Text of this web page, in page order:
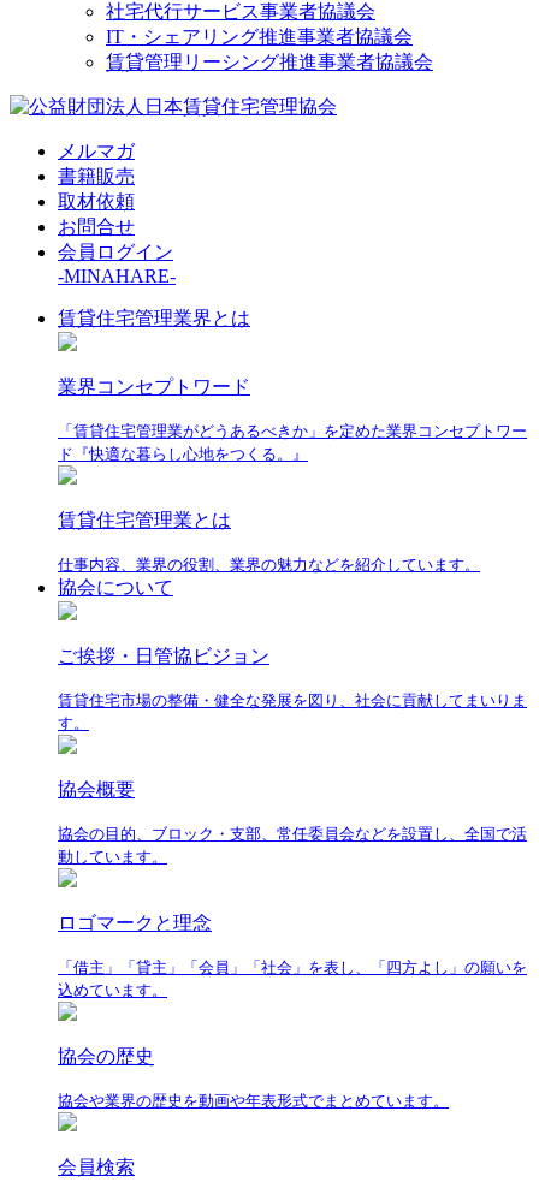
社宅代行サービス事業者協議会
IT・シェアリング推進事業者協議会
賃貸管理リーシング推進事業者協議会
メルマガ
書籍販売
取材依頼
お問合せ
会員ログイン
-MINAHARE-
賃貸住宅管理業界とは
業界コンセプトワード
「賃貸住宅管理業がどうあるべきか」を定めた業界コンセプトワー
ド『快適な暮らし心地をつくる。』
賃貸住宅管理業とは
仕事内容、業界の役割、業界の魅力などを紹介しています。
協会について
ご挨拶・日管協ビジョン
賃貸住宅市場の整備・健全な発展を図り、社会に貢献してまいりま
す。
協会概要
協会の目的、ブロック・支部、常任委員会などを設置し、全国で活
動しています。
ロゴマークと理念
「借主」「貸主」「会員」「社会」を表し、「四方よし」の願いを
込めています。
協会の歴史
協会や業界の歴史を動画や年表形式でまとめています。
会員検索